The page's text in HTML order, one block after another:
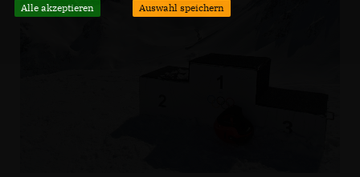
Alle akzeptieren Auswahl speichern